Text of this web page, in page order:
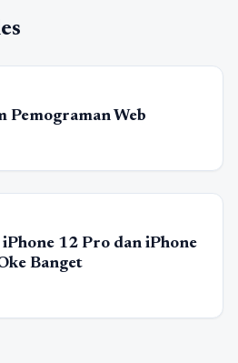
Pemograman Web
12 Pro dan iPhone
Banget